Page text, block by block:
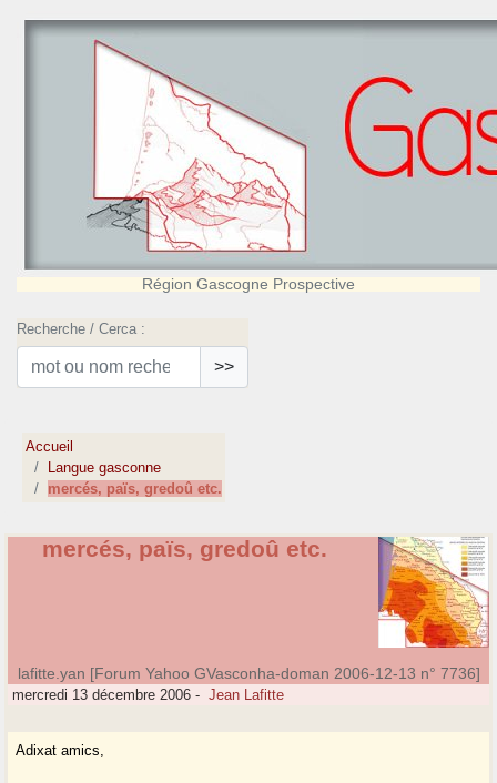
Région Gascogne Prospective
Recherche / Cerca :
>>
Accueil
Langue gasconne
mercés, païs, gredoû etc.
mercés, païs, gredoû etc.
lafitte.yan [Forum Yahoo GVasconha-doman 2006-12-13 n° 7736]
mercredi 13 décembre 2006 - Jean Lafitte
Adixat amics,